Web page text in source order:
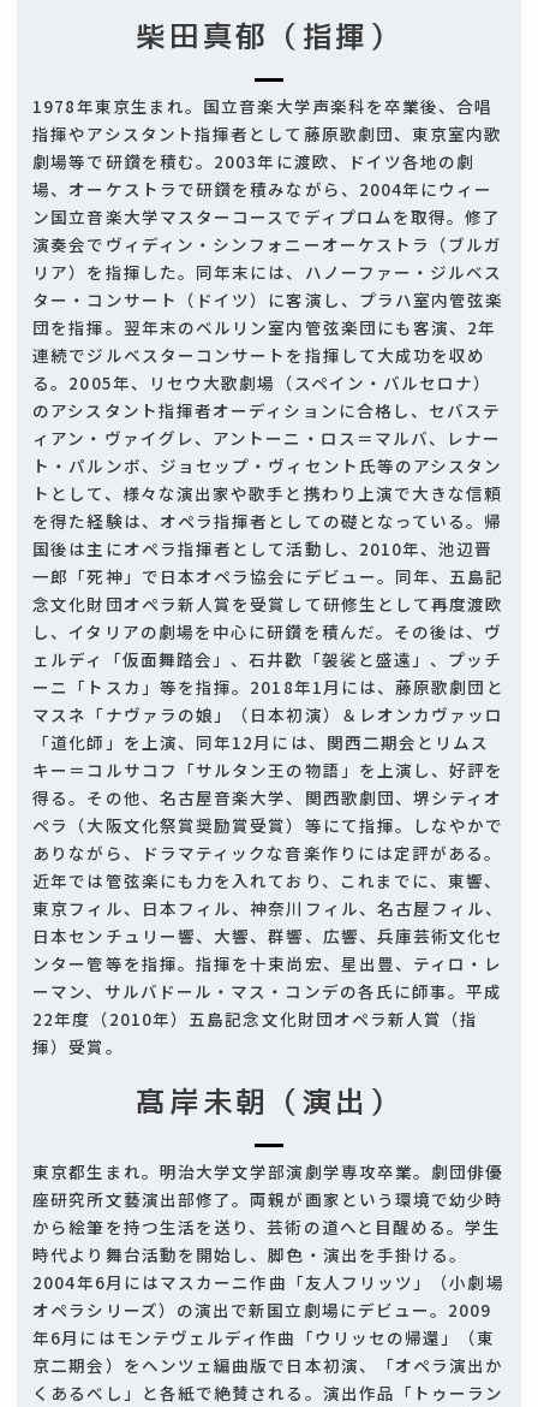
柴田真郁（指揮）
1978年東京生まれ。国立音楽大学声楽科を卒業後、合唱
指揮やアシスタント指揮者として藤原歌劇団、東京室内歌
劇場等で研鑽を積む。2003年に渡欧、ドイツ各地の劇
場、オーケストラで研鑽を積みながら、2004年にウィー
ン国立音楽大学マスターコースでディプロムを取得。修了
演奏会でヴィディン・シンフォニーオーケストラ（ブルガ
リア）を指揮した。同年末には、ハノーファー・ジルベス
ター・コンサート（ドイツ）に客演し、プラハ室内管弦楽
団を指揮。翌年末のベルリン室内管弦楽団にも客演、2年
連続でジルベスターコンサートを指揮して大成功を収め
る。2005年、リセウ大歌劇場（スペイン・バルセロナ）
のアシスタント指揮者オーディションに合格し、セバステ
ィアン・ヴァイグレ、アントーニ・ロス＝マルバ、レナー
ト・パルンボ、ジョセップ・ヴィセント氏等のアシスタン
トとして、様々な演出家や歌手と携わり上演で大きな信頼
を得た経験は、オペラ指揮者としての礎となっている。帰
国後は主にオペラ指揮者として活動し、2010年、池辺晋
一郎「死神」で日本オペラ協会にデビュー。同年、五島記
念文化財団オペラ新人賞を受賞して研修生として再度渡欧
し、イタリアの劇場を中心に研鑽を積んだ。その後は、ヴ
ェルディ「仮面舞踏会」、石井歡「袈裟と盛遠」、プッチ
ーニ「トスカ」等を指揮。2018年1月には、藤原歌劇団と
マスネ「ナヴァラの娘」（日本初演）＆レオンカヴァッロ
「道化師」を上演、同年12月には、関西二期会とリムス
キー＝コルサコフ「サルタン王の物語」を上演し、好評を
得る。その他、名古屋音楽大学、関西歌劇団、堺シティオ
ペラ（大阪文化祭賞奨励賞受賞）等にて指揮。しなやかで
ありながら、ドラマティックな音楽作りには定評がある。
近年では管弦楽にも力を入れており、これまでに、東響、
東京フィル、日本フィル、神奈川フィル、名古屋フィル、
日本センチュリー響、大響、群響、広響、兵庫芸術文化セ
ンター管等を指揮。指揮を十束尚宏、星出豊、ティロ・レ
ーマン、サルバドール・マス・コンデの各氏に師事。平成
22年度（2010年）五島記念文化財団オペラ新人賞（指
揮）受賞。
髙岸未朝（演出）
東京都生まれ。明治大学文学部演劇学専攻卒業。劇団俳優
座研究所文藝演出部修了。両親が画家という環境で幼少時
から絵筆を持つ生活を送り、芸術の道へと目醒める。学生
時代より舞台活動を開始し、脚色・演出を手掛ける。
2004年6月にはマスカーニ作曲「友人フリッツ」（小劇場
オペラシリーズ）の演出で新国立劇場にデビュー。2009
年6月にはモンテヴェルディ作曲「ウリッセの帰還」（東
京二期会）をヘンツェ編曲版で日本初演、「オペラ演出か
くあるべし」と各紙で絶賛される。演出作品「トゥーラン